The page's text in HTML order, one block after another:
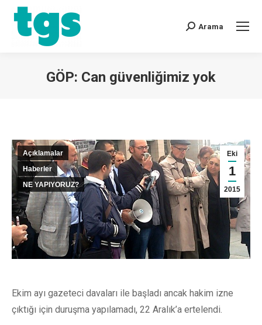
Arama
GÖP: Can güvenliğimiz yok
Eki
1
2015
Açıklamalar
Haberler
NE YAPIYORUZ?
Ekim ayı gazeteci davaları ile başladı ancak hakim izne
çıktığı için duruşma yapılamadı, 22 Aralık’a ertelendi.